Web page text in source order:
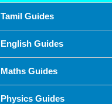
Tamil Guides
English Guides
Maths Guides
Physics Guides